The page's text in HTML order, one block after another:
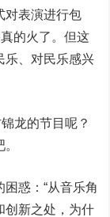
对表演进行包
的火了。但这
乐、对民乐感兴
龙的节目呢？
惑：“从音乐角
创新之处，为什